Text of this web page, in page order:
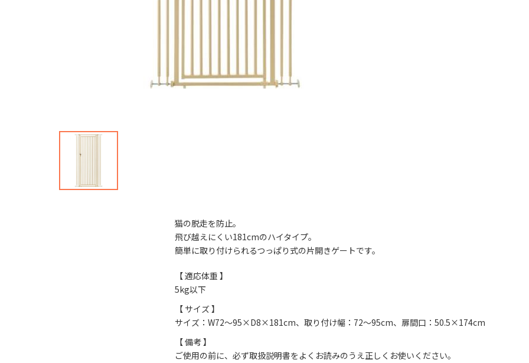
猫の脱走を防止。
飛び越えにくい181cmのハイタイプ。
簡単に取り付けられるつっぱり式の片開きゲートです。
【 適応体重 】
5kg以下
【 サイズ 】
サイズ：W72～95×D8×181cm、取り付け幅：72～95cm、扉間口：50.5×174cm
【 備考 】
ご使用の前に、必ず取扱説明書をよくお読みのうえ正しくお使いください。